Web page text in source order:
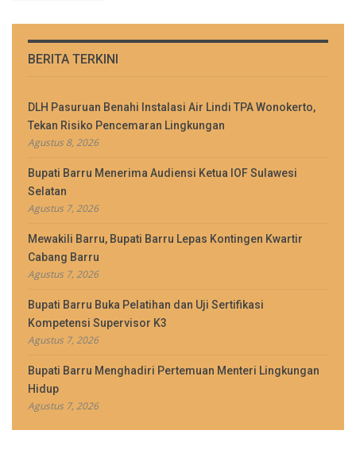
BERITA TERKINI
DLH Pasuruan Benahi Instalasi Air Lindi TPA Wonokerto,
Tekan Risiko Pencemaran Lingkungan
Agustus 8, 2026
Bupati Barru Menerima Audiensi Ketua IOF Sulawesi
Selatan
Agustus 7, 2026
Mewakili Barru, Bupati Barru Lepas Kontingen Kwartir
Cabang Barru
Agustus 7, 2026
Bupati Barru Buka Pelatihan dan Uji Sertifikasi
Kompetensi Supervisor K3
Agustus 7, 2026
Bupati Barru Menghadiri Pertemuan Menteri Lingkungan
Hidup
Agustus 7, 2026